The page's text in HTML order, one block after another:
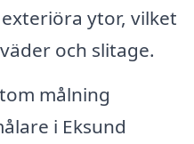
ytor, vilket
och slitage.
målning
i Eksund